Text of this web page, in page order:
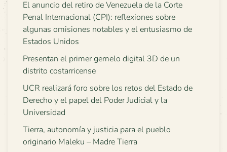
El anuncio del retiro de Venezuela de la Corte
Penal Internacional (CPI): reflexiones sobre
algunas omisiones notables y el entusiasmo de
Estados Unidos
Presentan el primer gemelo digital 3D de un
distrito costarricense
UCR realizará foro sobre los retos del Estado de
Derecho y el papel del Poder Judicial y la
Universidad
Tierra, autonomía y justicia para el pueblo
originario Maleku – Madre Tierra